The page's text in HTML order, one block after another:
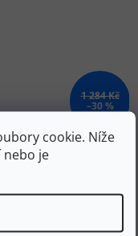
cookie. Níže
nebo je
1 284 Kč
–30 %
LIGHT
Skladem